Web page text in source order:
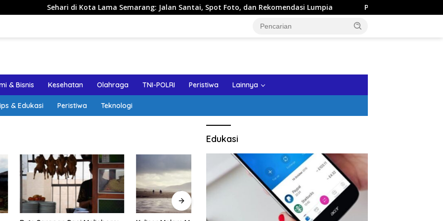
Sehari di Kota Lama Semarang: Jalan Santai, Spot Foto, dan Rekomendasi Lumpia Panduan Wisata Keluarga ke Kota
& Bisnis Kesehatan Olahraga TNI-POLRI Peristiwa Lainnya
& Edukasi Peristiwa Teknologi
Edukasi